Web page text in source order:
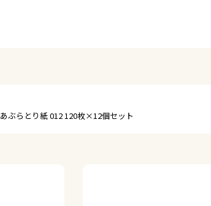
あぶらとり紙 012 120枚×12個セット